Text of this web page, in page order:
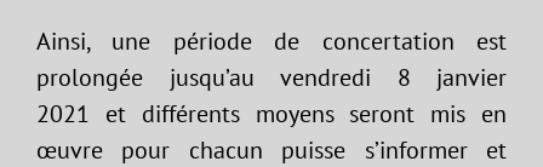
Ainsi, une période de concertation est
prolongée jusqu’au vendredi 8 janvier
2021 et différents moyens seront mis en
œuvre pour chacun puisse s’informer et